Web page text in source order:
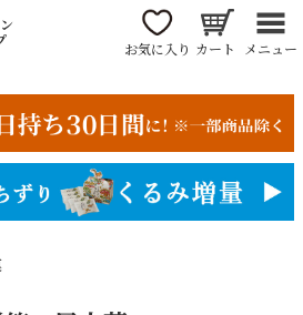
お気に入り カート メニュー